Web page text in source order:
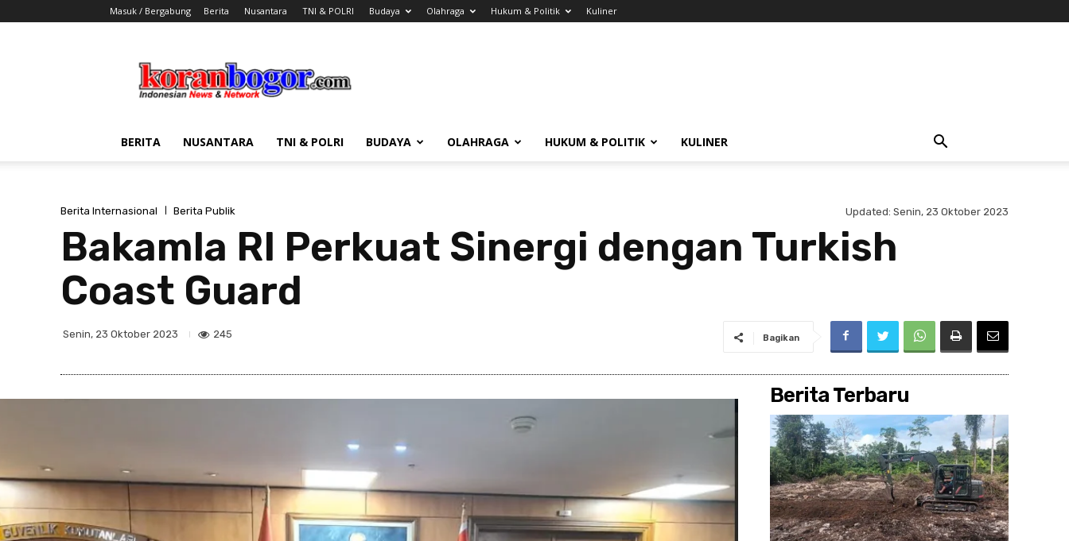
Masuk / Bergabung Berita Nusantara TNI & POLRI Budaya Olahraga Hukum & Politik Kuliner
Bogor
BERITA NUSANTARA TNI & POLRI BUDAYA OLAHRAGA HUKUM & POLITIK KULINER
Berita Internasional Berita Publik Updated: Senin, 23 Oktober 2023
Bakamla RI Perkuat Sinergi dengan Turkish
Coast Guard
Senin, 23 Oktober 2023 245 Bagikan
Berita Terbaru